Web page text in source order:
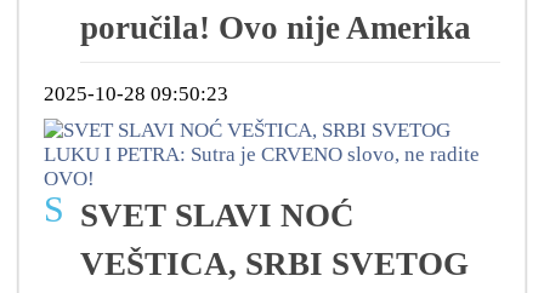
poručila! Ovo nije Amerika
2025-10-28 09:50:23
S SVET SLAVI NOĆ
VEŠTICA, SRBI SVETOG